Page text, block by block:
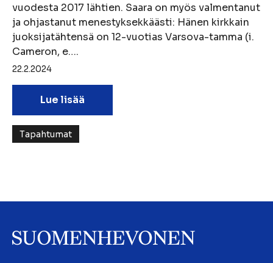
vuodesta 2017 lähtien. Saara on myös valmentanut
ja ohjastanut menestyksekkäästi: Hänen kirkkain
juoksijatähtensä on 12-vuotias Varsova-tamma (i.
Cameron, e….
22.2.2024
Lue lisää
Tapahtumat